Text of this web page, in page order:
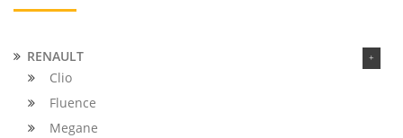
RENAULT
Clio
Fluence
Megane